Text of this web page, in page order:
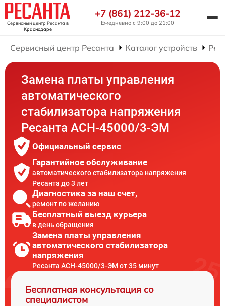
Сервисный центр Ресанта в
Краснодаре
+7 (861) 212-36-12
Ежедневно с 9:00 до 21:00
Сервисный центр Ресанта Каталог устройств
Замена платы управления
автоматического
стабилизатора напряжения
Ресанта АСН-45000/3-ЭМ
Официальный сервис
Гарантийное обслуживание
автоматического стабилизатора напряжения
Ресанта до 3 лет
Диагностика за наш счет,
ремонт по желанию
Бесплатный выезд курьера
в день обращения
Замена платы управления
автоматического стабилизатора
напряжения
Ресанта АСН-45000/3-ЭМ от 35 минут
Бесплатная консультация со
специалистом